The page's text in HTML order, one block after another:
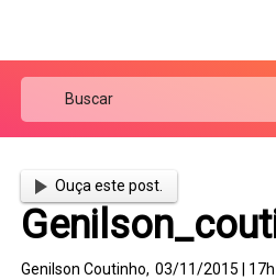
Ouça este post.
Genilson Coutinho, 03/11/2015 |